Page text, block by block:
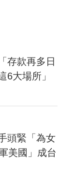
存款再多日
大場所」
頭緊「為女
美國」成台